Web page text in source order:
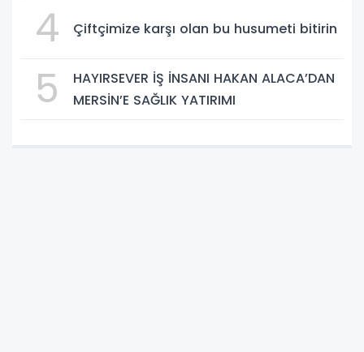
4 Çiftçimize karşı olan bu husumeti bitirin
5
HAYIRSEVER İŞ İNSANI HAKAN ALACA’DAN
MERSİN’E SAĞLIK YATIRIMI